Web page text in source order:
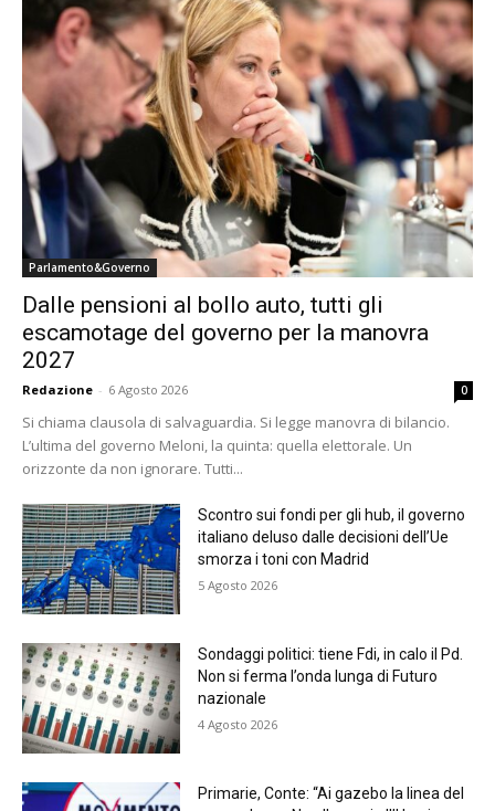
Parlamento&Governo
Dalle pensioni al bollo auto, tutti gli
escamotage del governo per la manovra
2027
Redazione - 6 Agosto 2026 0
Si chiama clausola di salvaguardia. Si legge manovra di bilancio.
L’ultima del governo Meloni, la quinta: quella elettorale. Un
orizzonte da non ignorare. Tutti...
Scontro sui fondi per gli hub, il governo
italiano deluso dalle decisioni dell’Ue
smorza i toni con Madrid
5 Agosto 2026
Sondaggi politici: tiene Fdi, in calo il Pd.
Non si ferma l’onda lunga di Futuro
nazionale
4 Agosto 2026
Primarie, Conte: “Ai gazebo la linea del